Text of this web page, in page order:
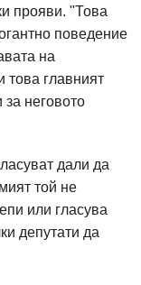
прояви. "Това
поведение
на
това главният
за неговото
дали да
той не
или гласува
депутати да